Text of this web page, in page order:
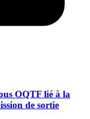
OQTF lié à la
de sortie